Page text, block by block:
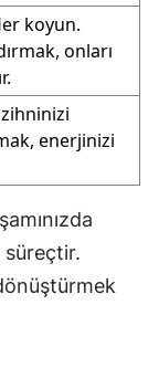
koyun.
onları
enerjinizi